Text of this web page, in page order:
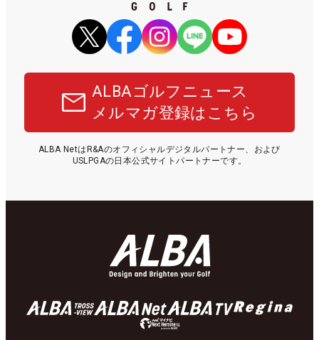
ALBAゴルフニュース
メルマガ登録はこちら
ALBA NetはR&Aのオフィシャルデジタルパートナー、および
USLPGAの日本公式サイトパートナーです。